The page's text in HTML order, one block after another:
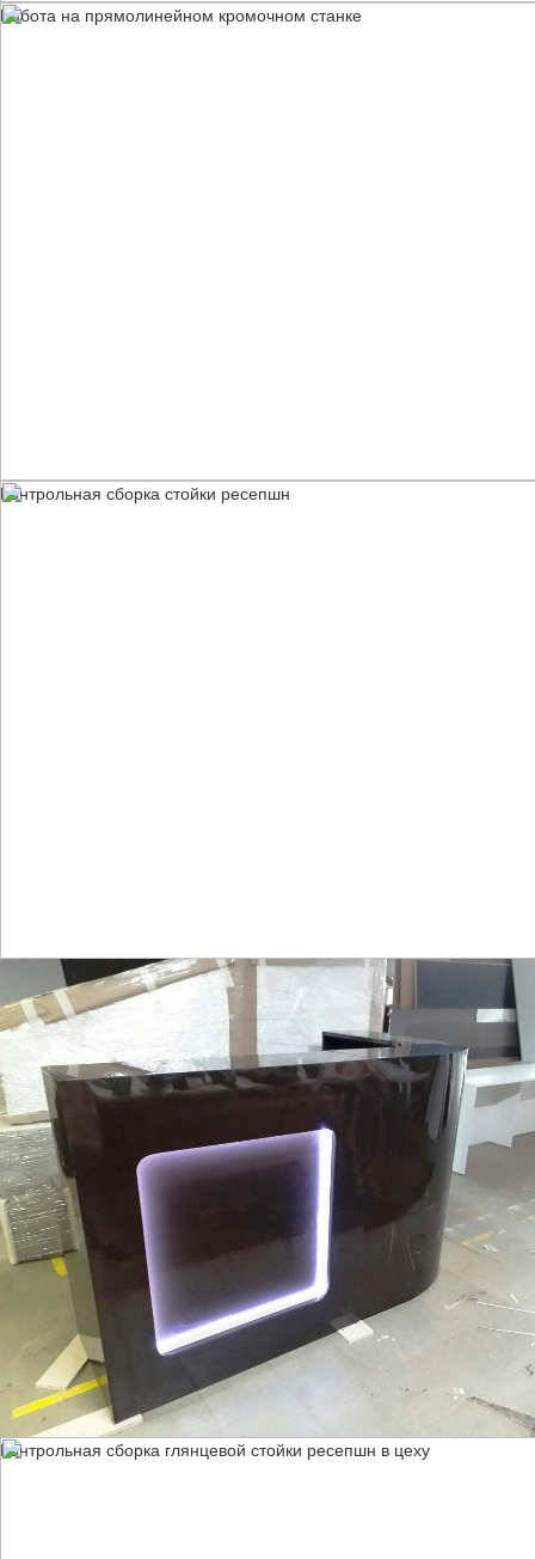
Работа на прямолинейном кромочном станке
Контрольная сборка стойки ресепшн
Участок по работе с нестандартными стойками
Контрольная сборка глянцевой стойки ресепшн в цеху